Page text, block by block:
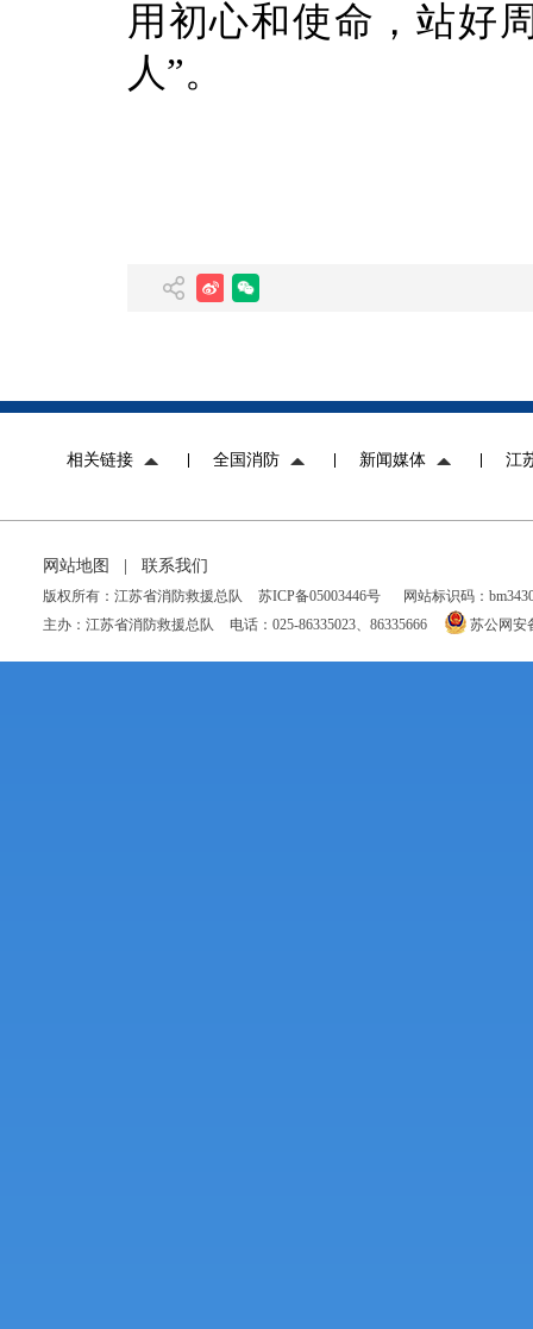
用初心和使命，站好
人”。
相关链接 全国消防 新闻媒体 江
网站地图 联系我们
版权所有：江苏省消防救援总队 苏ICP备05003446号
网站标识码：
主办：江苏省消防救援总队
电话：025-86335023、86335666 苏公网安